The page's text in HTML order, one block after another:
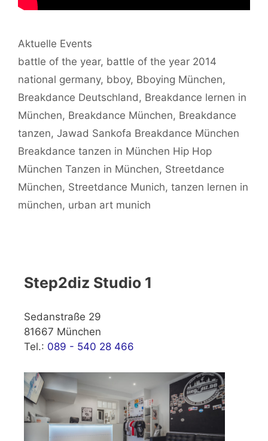
Kategorien
Aktuelle Events
Schlagwörter
battle of the year, battle of the year 2014
national germany, bboy, Bboying München,
Breakdance Deutschland , Breakdance lernen in
München, Breakdance München, Breakdance
tanzen, Jawad Sankofa Breakdance München
Breakdance tanzen in München Hip Hop
München Tanzen in München, Streetdance
München, Streetdance Munich, tanzen lernen in
münchen, urban art munich
Step2diz Studio 1
Sedanstraße 29
81667 München
Tel.: 089 - 540 28 466